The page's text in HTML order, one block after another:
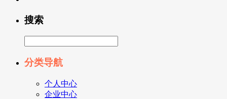
搜索
分类导航
个人中心
企业中心